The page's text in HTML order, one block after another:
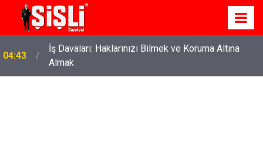
04:43
İş Davaları: Haklarınızı Bilmek ve Koruma Altına
Almak